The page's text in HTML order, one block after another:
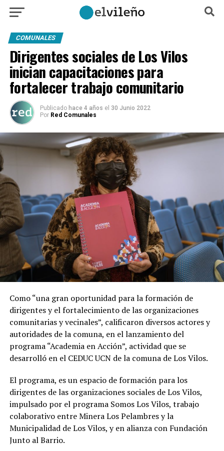
COMUNALES
Dirigentes sociales de Los Vilos
inician capacitaciones para
fortalecer trabajo comunitario
Publicado hace 4 años el 30 Junio 2022
Por Red Comunales
Como “una gran oportunidad para la formación de
dirigentes y el fortalecimiento de las organizaciones
comunitarias y vecinales”, calificaron diversos actores y
autoridades de la comuna, en el lanzamiento del
programa “Academia en Acción”, actividad que se
desarrolló en el CEDUC UCN de la comuna de Los Vilos.
El programa, es un espacio de formación para los
dirigentes de las organizaciones sociales de Los Vilos,
impulsado por el programa Somos Los Vilos, trabajo
colaborativo entre Minera Los Pelambres y la
Municipalidad de Los Vilos, y en alianza con Fundación
Junto al Barrio.